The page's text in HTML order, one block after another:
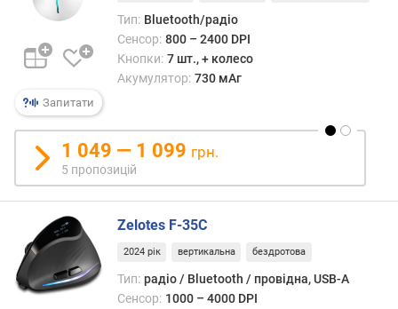
у
л
р
н
с
в
і
д
Запитати
Тип: Bluetooth/радіо
Сенсор: 800 – 2400 DPI
Кнопки: 7 шт., + колесо
Акумулятор: 730 мАг
1 049 — 1 099 грн.
5 пропозицій
Zelotes F-35C
2024 рік вертикальна бездротова
Тип: радіо / Bluetooth / провідна, USB-A
Сенсор: 1000 – 4000 DPI